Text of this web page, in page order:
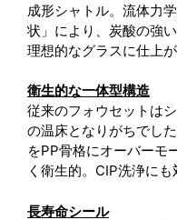
成形シャトル。流体力
状」により、炭酸の強
理想的なグラスに仕上が
衛生的な一体型構造
従来のフォウセットは
の温床となりがちでし
をPP骨格にオーバーモ
く衛生的。CIP洗浄にも
長寿命シール